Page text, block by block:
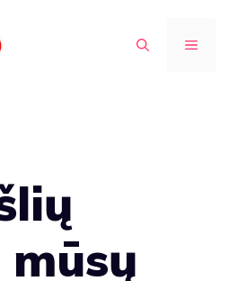
MENIU
mūsų